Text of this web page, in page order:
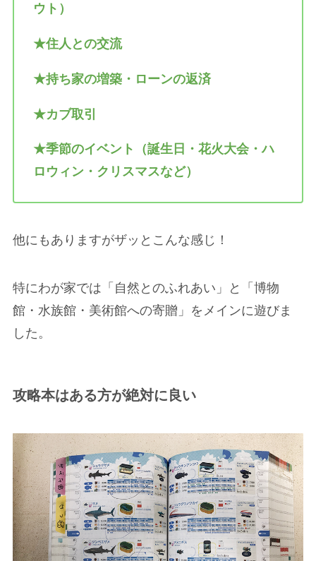
ウト）
★住人との交流
★持ち家の増築・ローンの返済
★カブ取引
★季節のイベント（誕生日・花火大会・ハ
ロウィン・クリスマスなど）
他にもありますがザッとこんな感じ！
特にわが家では「自然とのふれあい」と「博物
館・水族館・美術館への寄贈」をメインに遊びま
した。
攻略本はある方が絶対に良い